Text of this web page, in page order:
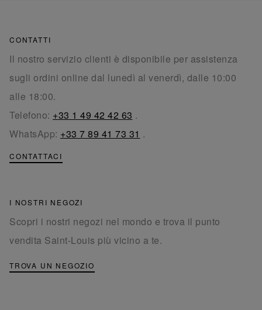
CONTATTI
Il nostro servizio clienti è disponibile per assistenza
sugli ordini online dal lunedì al venerdì, dalle 10:00
alle 18:00.
Telefono: +33 1 49 42 42 63 .
WhatsApp: +33 7 89 41 73 31 .
CONTATTACI
I NOSTRI NEGOZI
Scopri i nostri negozi nel mondo e trova il punto
vendita Saint-Louis più vicino a te.
TROVA UN NEGOZIO